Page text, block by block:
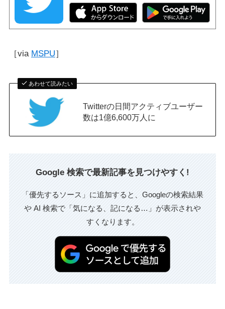
［via MSPU］
あわせて読みたい
Twitterの日間アクティブユーザー
数は1億6,600万人に
Google 検索で最新記事を見つけやすく!
「優先するソース」に追加すると、Googleの検索結果
や AI 検索で「気になる、記になる…」が表示されや
すくなります。